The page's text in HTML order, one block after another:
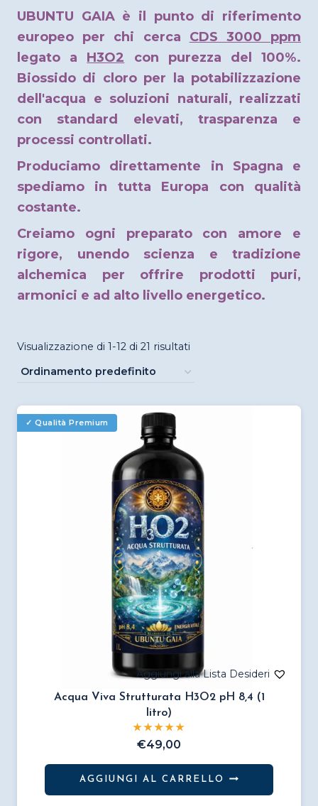
UBUNTU GAIA è il punto di riferimento
europeo per chi cerca CDS 3000 ppm
legato a H3O2 con purezza del 100%.
Biossido di cloro per la potabilizzazione
dell'acqua e soluzioni naturali, realizzati
con standard elevati, trasparenza e
processi controllati.
Produciamo direttamente in Spagna e
spediamo in tutta Europa con qualità
costante.
Creiamo ogni preparato con amore e
rigore, unendo scienza e tradizione
alchemica per offrire prodotti puri,
armonici e ad alto livello energetico.
Visualizzazione di 1-12 di 21 risultati
Acqua Viva Strutturata H3O2 pH 8,4 (1
litro)
€49,00
AGGIUNGI AL CARRELLO